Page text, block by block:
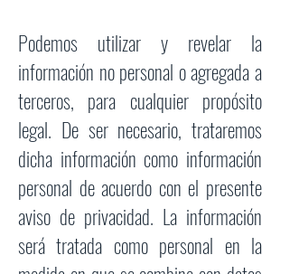
Podemos utilizar y revelar la
información no personal o agregada a
terceros, para cualquier propósito
legal. De ser necesario, trataremos
dicha información como información
personal de acuerdo con el presente
aviso de privacidad. La información
será tratada como personal en la